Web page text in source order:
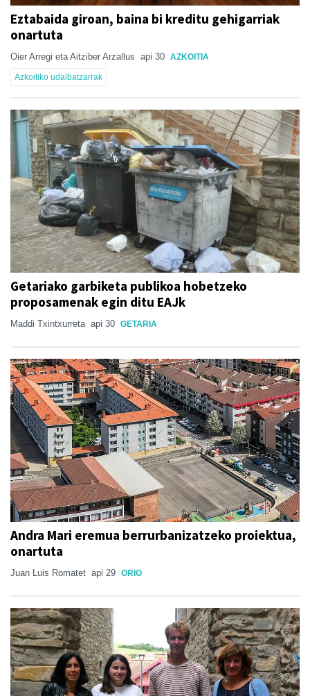
Eztabaida giroan, baina bi kreditu gehigarriak
onartuta
Oier Arregi eta Aitziber Arzallus api 30 AZKOITIA
Azkoitiko udalbatzarrak
Getariako garbiketa publikoa hobetzeko
proposamenak egin ditu EAJk
Maddi Txintxurreta api 30 GETARIA
Andra Mari eremua berrurbanizatzeko proiektua,
onartuta
Juan Luis Romatet api 29 ORIO